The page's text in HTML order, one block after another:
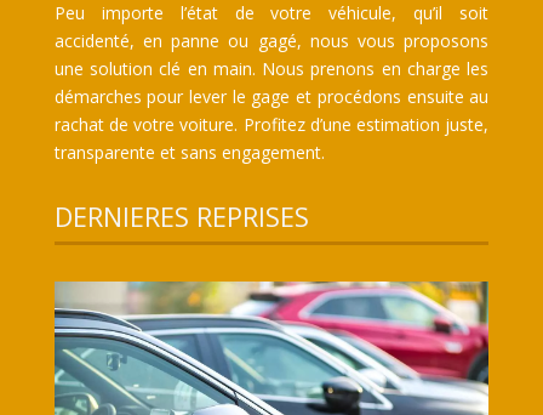
Peu importe l’état de votre véhicule, qu’il soit
accidenté, en panne ou gagé, nous vous proposons
une solution clé en main. Nous prenons en charge les
démarches pour lever le gage et procédons ensuite au
rachat de votre voiture. Profitez d’une estimation juste,
transparente et sans engagement.
DERNIERES REPRISES